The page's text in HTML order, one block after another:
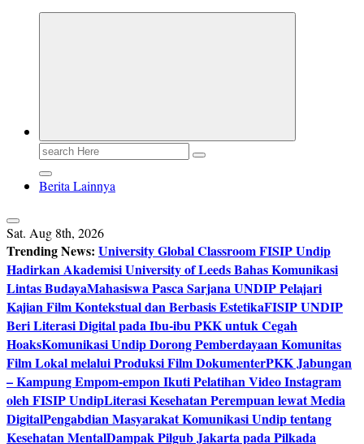
Search
Berita Lainnya
Sat. Aug 8th, 2026
Trending News: University Global Classroom FISIP Undip
Hadirkan Akademisi University of Leeds Bahas Komunikasi
Lintas BudayaMahasiswa Pasca Sarjana UNDIP Pelajari
Kajian Film Kontekstual dan Berbasis EstetikaFISIP UNDIP
Beri Literasi Digital pada Ibu-ibu PKK untuk Cegah
HoaksKomunikasi Undip Dorong Pemberdayaan Komunitas
Film Lokal melalui Produksi Film DokumenterPKK Jabungan
– Kampung Empom-empon Ikuti Pelatihan Video Instagram
oleh FISIP UndipLiterasi Kesehatan Perempuan lewat Media
DigitalPengabdian Masyarakat Komunikasi Undip tentang
Kesehatan MentalDampak Pilgub Jakarta pada Pilkada